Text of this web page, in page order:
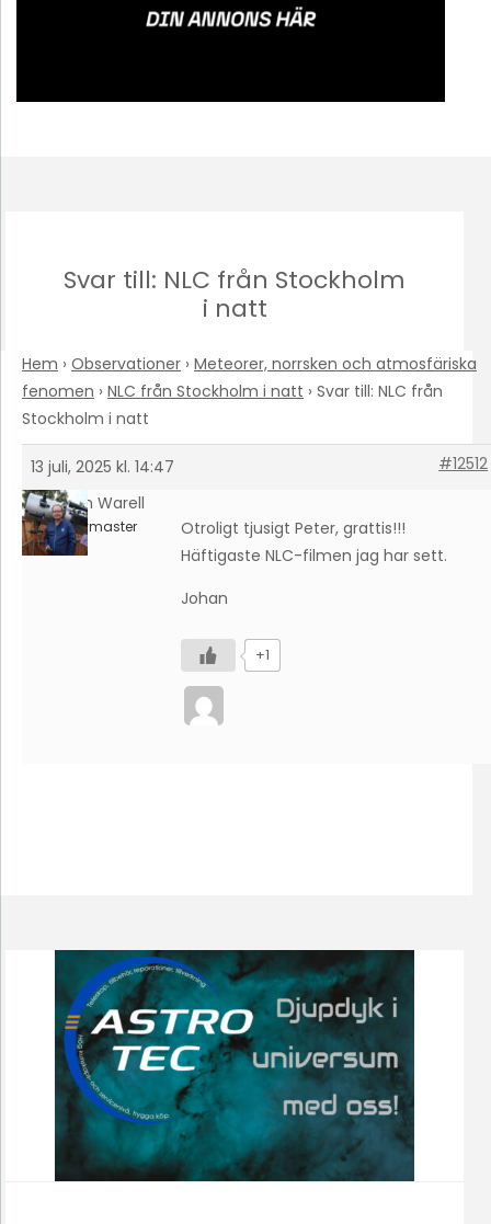
Svar till: NLC från Stockholm
i natt
Hem › Observationer › Meteorer, norrsken och atmosfäriska
fenomen › NLC från Stockholm i natt › Svar till: NLC från
Stockholm i natt
13 juli, 2025 kl. 14:47
#12512
Johan Warell
Keymaster
Otroligt tjusigt Peter, grattis!!!
Häftigaste NLC-filmen jag har sett.
Johan
+1